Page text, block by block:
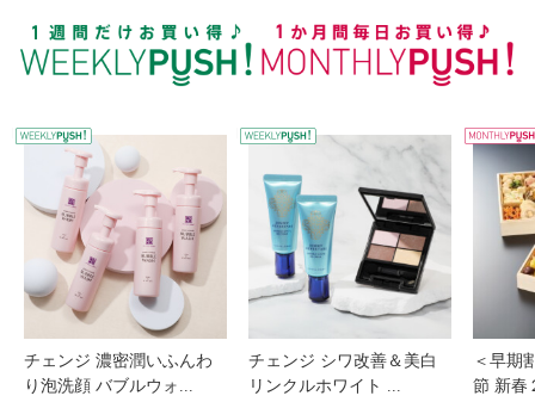
WEEKLY PUSH
チェンジ 濃密潤いふんわ
り泡洗顔 バブルウォ...
チェンジ シワ改善＆美白
リンクルホワイト ...
＜早期
節 新春